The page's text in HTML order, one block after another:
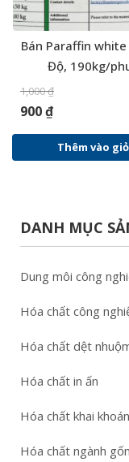
Bán Paraffin white
Độ, 190kg/
1,000₫
900₫
Thêm vào giỏ
DANH MỤC
Dung môi công
Hóa chất công
Hóa chất dệt
Hóa chất in ấn
Hóa chất khai
Hóa chất ngành